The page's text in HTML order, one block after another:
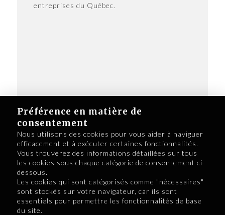
Préférence en matière de
consentement
Nous utilisons des cookies pour vous aider à naviguer
efficacement et à exécuter certaines fonctionnalités.
Vous trouverez des informations détaillées sur tous
les cookies sous chaque catégorie de consentement ci-
dessous.
Les cookies qui sont catégorisés comme "nécessaires"
sont stockés sur votre navigateur, car ils sont
essentiels pour permettre les fonctionnalités de base
du site.
entreprises du Québec.
Article rédigé parRepreneuriat Québec
Retour au numéro 15